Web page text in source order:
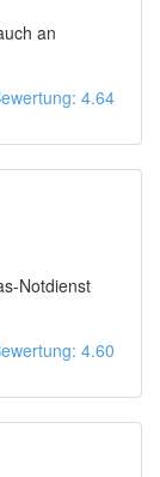
an
4.64
Notdienst
4.60